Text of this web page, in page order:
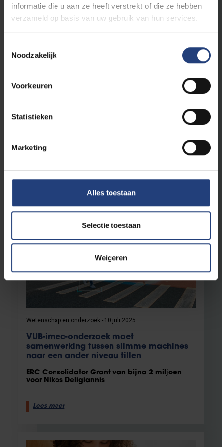
informatie die u aan ze heeft verstrekt of die ze hebben
verzameld op basis van uw gebruik van hun services.
Noodzakelijk
Voorkeuren
Statistieken
Marketing
Alles toestaan
Selectie toestaan
Weigeren
VUB Prof.Jan Steyaert ontvangt ERC Proof
De modellen moeten het aanpakken van een
Wetenschap en onderzoek 10 juli 2025
VUB-imec-onderzoek moet
samenwerking tussen slimme machines
naar een ander niveau tillen
ERC Consolidator Grant van bijna 2 miljoen
voor Nikos Deligiannis
Lees meer